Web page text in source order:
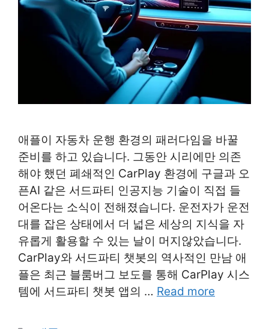
애플이 자동차 운행 환경의 패러다임을 바꿀
준비를 하고 있습니다. 그동안 시리에만 의존
해야 했던 폐쇄적인 CarPlay 환경에 구글과 오
픈AI 같은 서드파티 인공지능 기술이 직접 들
어온다는 소식이 전해졌습니다. 운전자가 운전
대를 잡은 상태에서 더 넓은 세상의 지식을 자
유롭게 활용할 수 있는 날이 머지않았습니다.
CarPlay와 서드파티 챗봇의 역사적인 만남 애
플은 최근 블룸버그 보도를 통해 CarPlay 시스
템에 서드파티 챗봇 앱의 … Read more